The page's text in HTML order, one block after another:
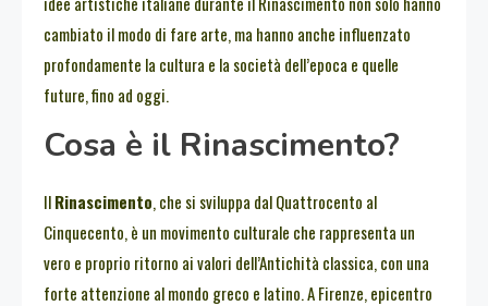
cambiato il modo di fare arte, ma hanno anche influenzato
profondamente la cultura e la società dell’epoca e quelle
future, fino ad oggi.
Cosa è il Rinascimento?
IlRinascimento, che si sviluppa dal Quattrocento al
Cinquecento, è un movimento culturale che rappresenta un
vero e proprio ritorno ai valori dell’Antichità classica, con una
forte attenzione al mondo greco e latino. A Firenze, epicentro